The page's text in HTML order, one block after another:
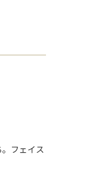
フェイス